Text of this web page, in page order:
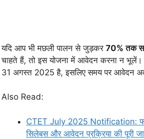
यदि आप भी मछली पालन से जुड़कर 70% तक
चाहते हैं, तो इस योजना में आवेदन करना न
31 अगस्त 2025 है, इसलिए समय पर आवेदन
Also Read:
CTET July 2025 Notification:
सिलेबस और आवेदन प्रक्रिया की पूरी